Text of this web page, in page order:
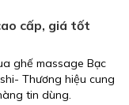
cấp, giá tốt
ghế massage Bạc
Thương hiệu cung
tin dùng.